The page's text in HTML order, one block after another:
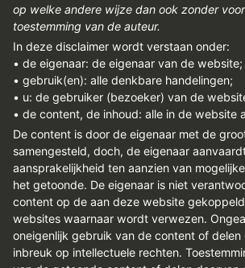
PERS/PUBLICATIES
FACEBOOK
LINKS
op welke andere wijze dan ook zonder
toestemming van de auteur.
In deze disclaimer wordt verstaan onder:
• de eigenaar: de eigenaar van de website;
• gebruik(en): alle denkbare handelingen;
• u: de gebruiker (bezoeker) van de
• de content, de inhoud: alle in de website
De content is door de eigenaar met de
samengesteld, doch, de eigenaar
aansprakelijkheid ten aanzien van
het getoonde. De eigenaar is niet
content op de aan deze website
websites waarnaar wordt verwezen.
oneigenlijk gebruik van de content of delen
inbreuk op intellectuele rechten.